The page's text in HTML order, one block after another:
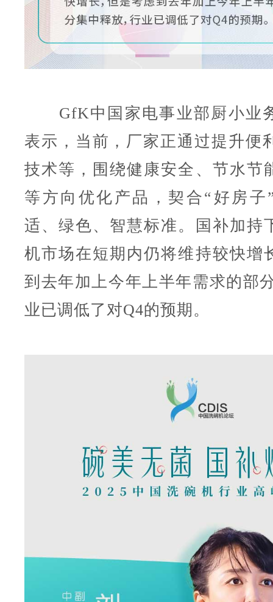
GfK中国家电事业部厨小业
表示，当前，厂家正通过提升便
技术等，围绕健康安全、节水节
等方向优化产品，契合“好房子
适、绿色、智慧标准。国补加持
机市场在短期内仍将维持较快增
到去年加上今年上半年需求的部
业已调低了对Q4的预期。